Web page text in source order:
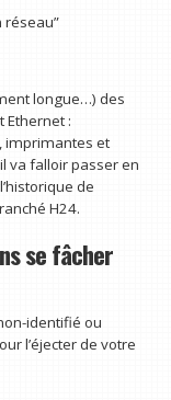
réseau”
longue…) des
Ethernet :
imprimantes et
va falloir passer en
de
H24.
se fâcher
identifié ou
l’éjecter de votre